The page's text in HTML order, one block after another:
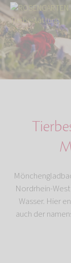
Start
Nordrhein-
Wasser. Hier
auch der